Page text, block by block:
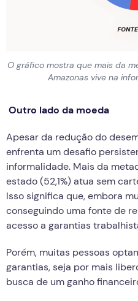
O gráfico mostra que mais da
Amazonas vive na
Outro lado da moeda
Apesar da redução do
enfrenta um desafio
informalidade. Mais da
estado (52,1%) atua sem
Isso significa que, embora
conseguindo uma fonte de
acesso a garantias
Porém, muitas pessoas
garantias, seja por mais
busca de um ganho